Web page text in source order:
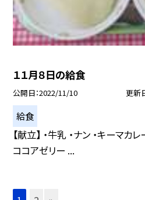
１１月８日の給食
公開日 2022/11/10 更新
給食
【献立】 ・牛乳 ・ナン ・キーマカ
ココアゼリー ...